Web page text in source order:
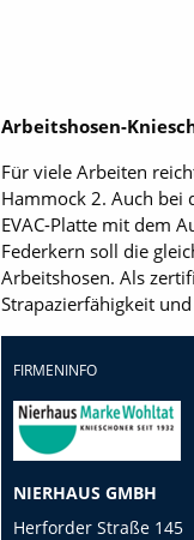
Arbeitshosen-
Für viele Arbeiten
Hammock 2. Auch bei
EVAC-Platte mit dem
Federkern soll die
Arbeitshosen. Als
Strapazierfähigkeit
FIRMENINFO
NIERHAUS GMBH
Herforder Straße 145